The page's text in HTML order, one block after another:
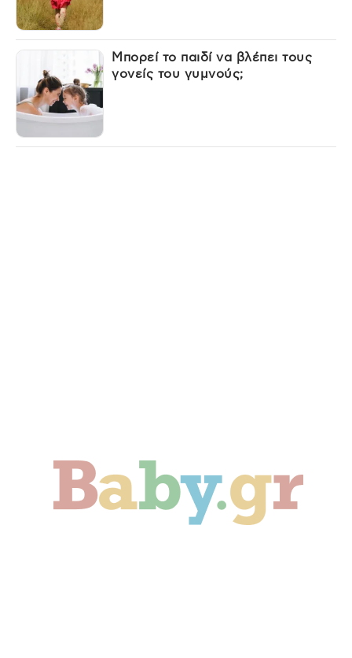
Μπορεί το παιδί να βλέπει τους
γονείς του γυμνούς;